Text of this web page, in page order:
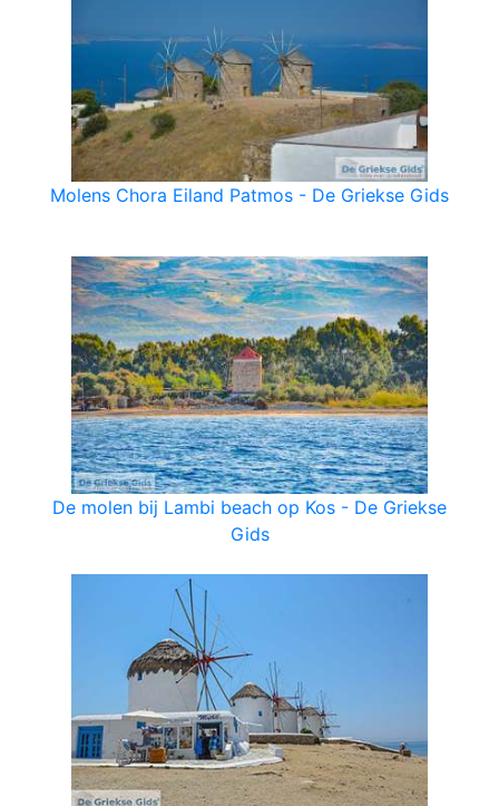
Molens Chora Eiland Patmos - De Griekse Gids
De molen bij Lambi beach op Kos - De Griekse
Gids